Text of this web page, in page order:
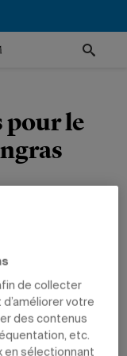
le
de collecter
votre
des contenus
etc.
en sélectionnant